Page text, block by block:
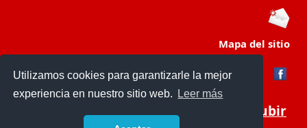
Utilizamos cookies para garantizarle la mejor
experiencia en nuestro sitio web.
Leer más
Mapa del sitio
Subir